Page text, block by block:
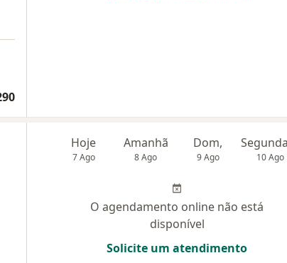
Hoje
7 Ago
Amanhã
8 Ago
Dom,
9 Ago 10 Ago
O agendamento online não está
disponível
Solicite um atendimento